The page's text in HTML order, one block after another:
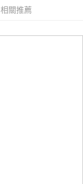
相關推薦